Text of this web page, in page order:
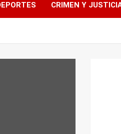
CRIMEN Y